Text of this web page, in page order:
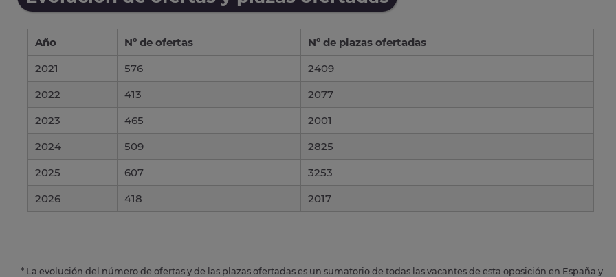
Año Nº de ofertas
Nº de plazas ofertadas
2021
576
2409
2022
413
2077
2023
465
2001
2024
509
2825
2025
607
3253
2026
418 2017
* La evolución del número de ofertas y de las plazas ofertadas es un sumatorio de todas las vacantes de esta oposición en España y